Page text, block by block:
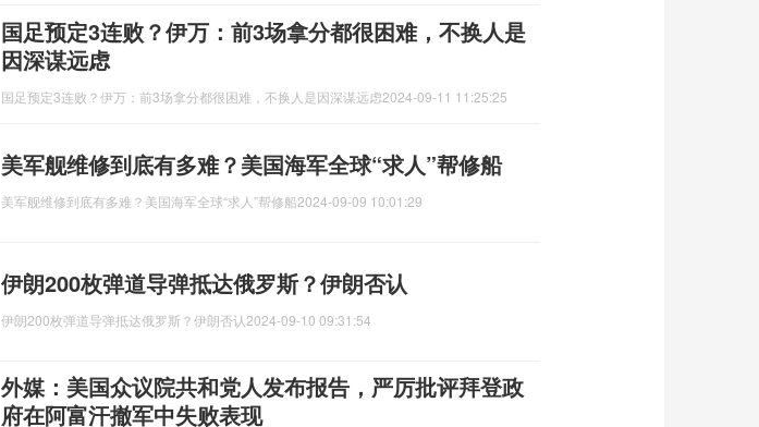
国足预定3连败？伊万：前3场拿分都很困难，不换人是
因深谋远虑
国足预定3连败？伊万：前3场拿分都很困难，不换人是因深谋远虑2024-09-11 11:25:25
美军舰维修到底有多难？美国海军全球“求人”帮修船
美军舰维修到底有多难？美国海军全球“求人”帮修船2024-09-09 10:01:29
伊朗200枚弹道导弹抵达俄罗斯？伊朗否认
伊朗200枚弹道导弹抵达俄罗斯？伊朗否认2024-09-10 09:31:54
外媒：美国众议院共和党人发布报告，严厉批评拜登政
府在阿富汗撤军中失败表现